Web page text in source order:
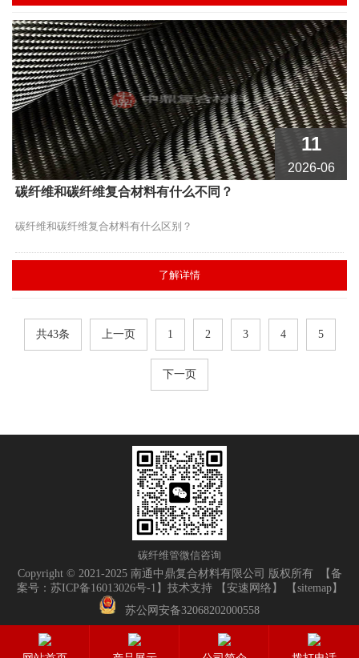
11
2026-06
碳纤维和碳纤维复合材料有什么不同？
碳纤维和碳纤维复合材料有什么区别？
了解详情
共43条 上一页 1 2 3 4 5
下一页
碳纤维管微信咨询
Copyright © 2021-2025 南通中鼎复合材料有限公司 版权所有 【备
案号：苏ICP备16013026号-1 】技术支持 【安速网络 】 【sitemap】
苏公网安备32068202000558